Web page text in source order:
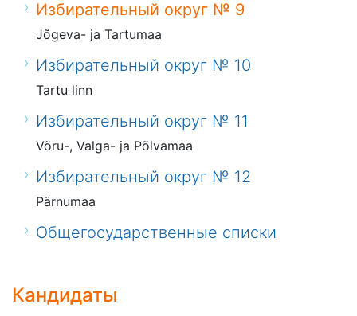
Избирательный округ № 9
Jõgeva- ja Tartumaa
Избирательный округ № 10
Tartu linn
Избирательный округ № 11
Võru-, Valga- ja Põlvamaa
Избирательный округ № 12
Pärnumaa
Общегосударственные списки
Кандидаты